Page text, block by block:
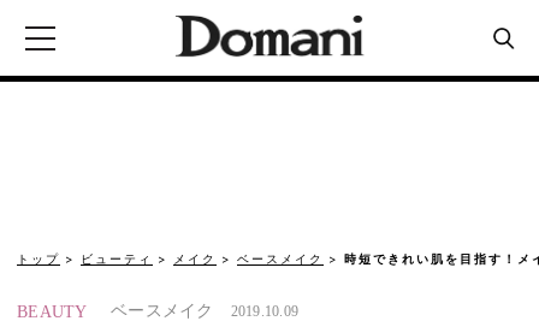
トップ ビューティ メイク ベースメイク 時短できれい肌を目指す！
BEAUTY ベースメイク 2019.10.09